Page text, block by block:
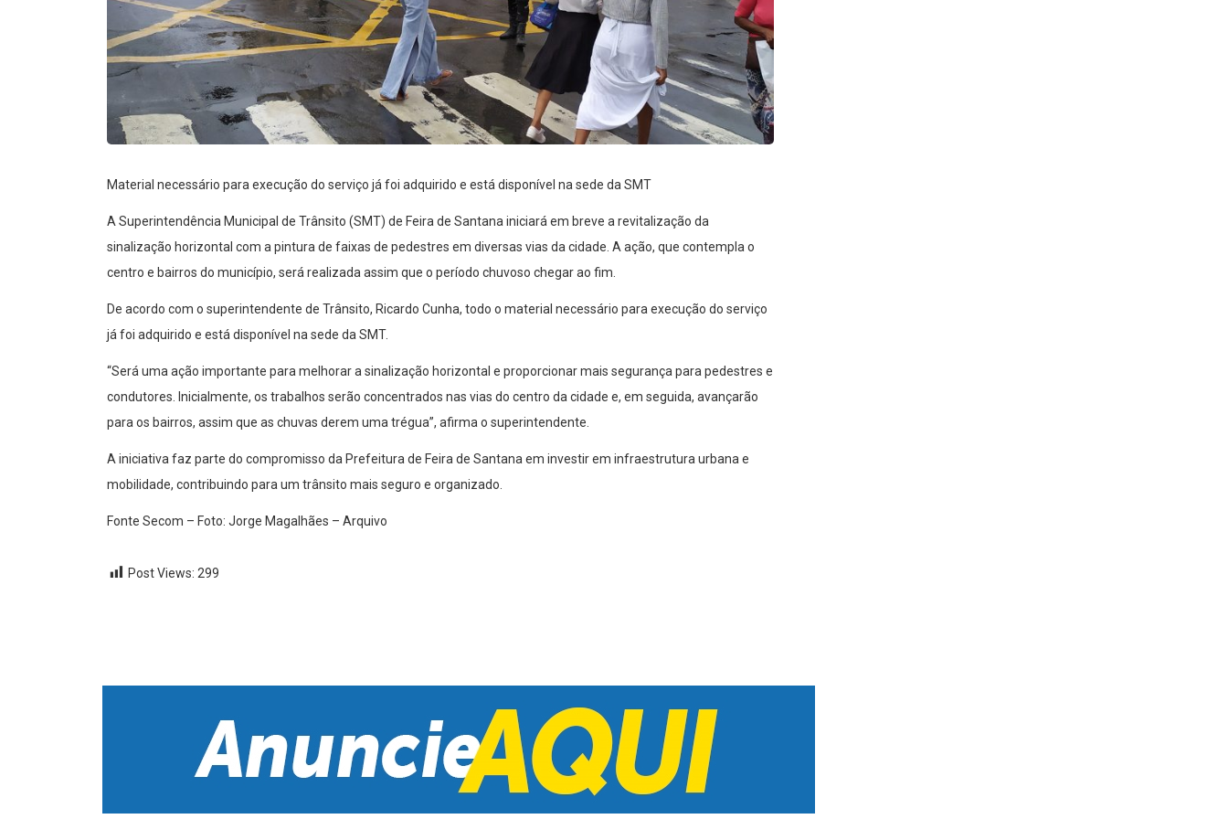
Material necessário para execução do serviço já foi adquirido e está disponível na sede da SMT
A Superintendência Municipal de Trânsito (SMT) de Feira de Santana iniciará em breve a revitalização da
sinalização horizontal com a pintura de faixas de pedestres em diversas vias da cidade. A ação, que contempla o
centro e bairros do município, será realizada assim que o período chuvoso chegar ao fim.
De acordo com o superintendente de Trânsito, Ricardo Cunha, todo o material necessário para execução do serviço
já foi adquirido e está disponível na sede da SMT.
“Será uma ação importante para melhorar a sinalização horizontal e proporcionar mais segurança para pedestres e
condutores. Inicialmente, os trabalhos serão concentrados nas vias do centro da cidade e, em seguida, avançarão
para os bairros, assim que as chuvas derem uma trégua”, afirma o superintendente.
A iniciativa faz parte do compromisso da Prefeitura de Feira de Santana em investir em infraestrutura urbana e
mobilidade, contribuindo para um trânsito mais seguro e organizado.
Fonte Secom – Foto: Jorge Magalhães – Arquivo
Post Views: 299